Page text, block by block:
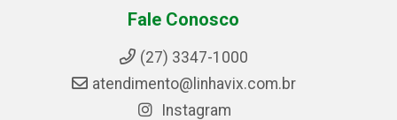
Fale Conosco
(27) 3347-1000
atendimento@linhavix.com.br
Instagram